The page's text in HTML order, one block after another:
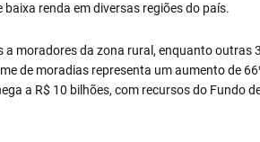
renda em diversas regiões do país.
moradores da zona rural, enquanto outras
de moradias representa um aumento de
a R$ 10 bilhões, com recursos do Fundo